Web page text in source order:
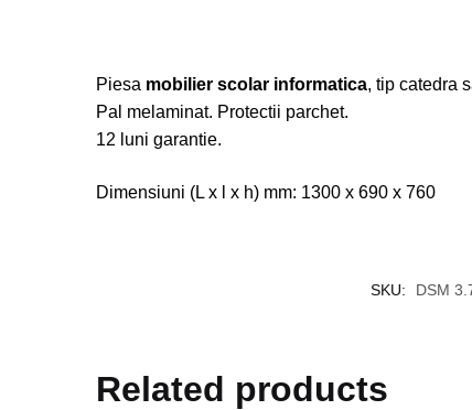
Piesa mobilier scolar informatica, tip catedra
Pal melaminat. Protectii parchet.
12 luni garantie.
Dimensiuni (L x l x h) mm: 1300 x 690 x 760
SKU: DSM
Related products